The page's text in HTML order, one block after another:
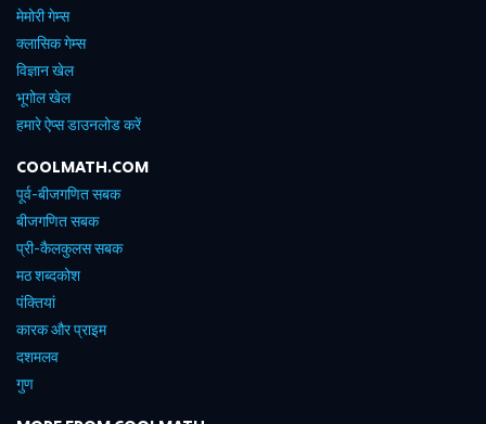
मेमोरी गेम्स
क्लासिक गेम्स
विज्ञान खेल
भूगोल खेल
हमारे ऐप्स डाउनलोड करें
COOLMATH.COM
पूर्व-बीजगणित सबक
बीजगणित सबक
प्री-कैलकुलस सबक
मठ शब्दकोश
पंक्तियां
कारक और प्राइम
दशमलव
गुण